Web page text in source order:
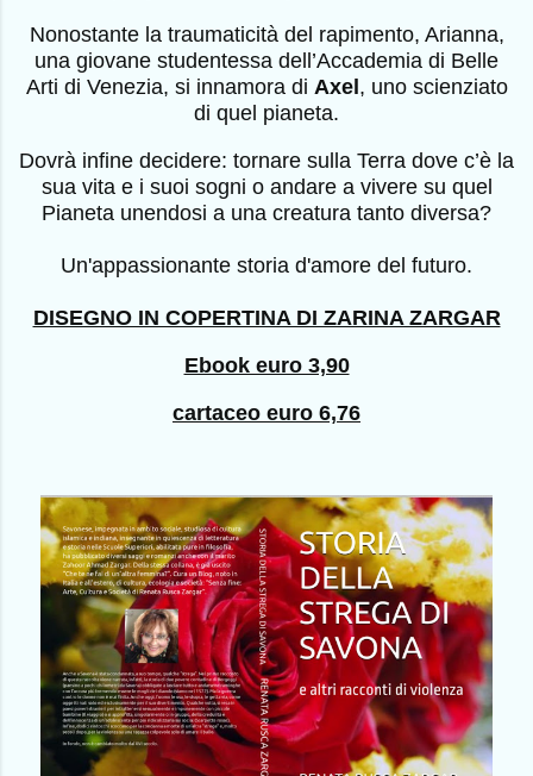
Nonostante la traumaticità del rapimento, Arianna,
una giovane studentessa dell’Accademia di Belle
Arti di Venezia, si innamora di Axel, uno scienziato
di quel pianeta.
Dovrà infine decidere: tornare sulla Terra dove c’è la
sua vita e i suoi sogni o andare a vivere su quel
Pianeta unendosi a una creatura tanto diversa?
Un'appassionante storia d'amore del futuro.
DISEGNO IN COPERTINA DI ZARINA ZARGAR
Ebook euro 3,90
cartaceo euro 6,76